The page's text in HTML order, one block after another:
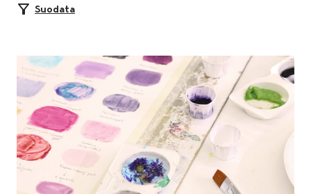
Suodata